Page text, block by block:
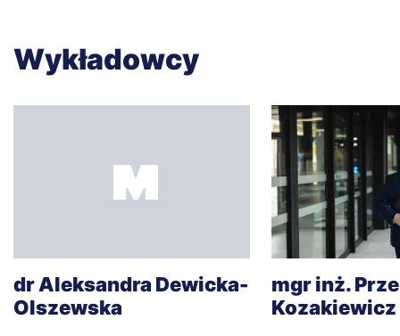
Wykładowcy
dr Aleksandra Dewicka-
Olszewska
mgr inż.
Kozakiewicz